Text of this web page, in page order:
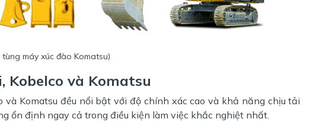
tùng máy xúc đào Komatsu)
Kobelco và Komatsu
và Komatsu đều nổi bật với độ chính xác cao và khả năng chịu tải
ổn định ngay cả trong điều kiện làm việc khắc nghiệt nhất.